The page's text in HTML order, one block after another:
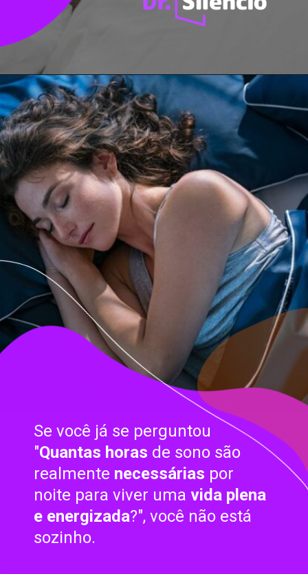
Se você já se perguntou
"Quantas horas de sono são
realmente necessárias por
noite para viver uma vida plena
e energizada?", você não está
sozinho.